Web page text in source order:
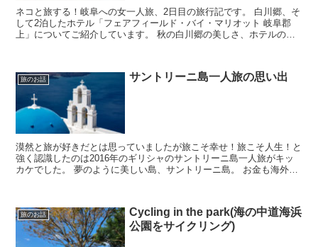
ネコと旅する！岐阜への女一人旅、2日目の旅行記です。 白川郷、そ
して2泊したホテル「フェアフィールド・バイ・マリオット 岐阜郡
上」についてご紹介しています。 秋の白川郷の美しさ、ホテルの心
旅のお話 サントリーニ島一人旅の思い出
漠然と旅が好きだとは思っていましたが旅こそ幸せ！旅こそ人生！と
強く認識したのは2016年のギリシャのサントリーニ島一人旅がキッ
カケでした。 夢のように美しい島、サントリーニ島。 お金も海外一
旅のお話
Cycling in the park(海の中道海浜
公園をサイクリング)